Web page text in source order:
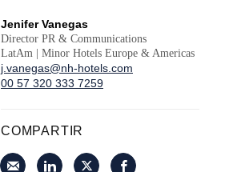
Jenifer Vanegas
Director PR & Communications
LatAm | Minor Hotels Europe & Americas
j.vanegas@nh-hotels.com
00 57 320 333 7259
COMPARTIR